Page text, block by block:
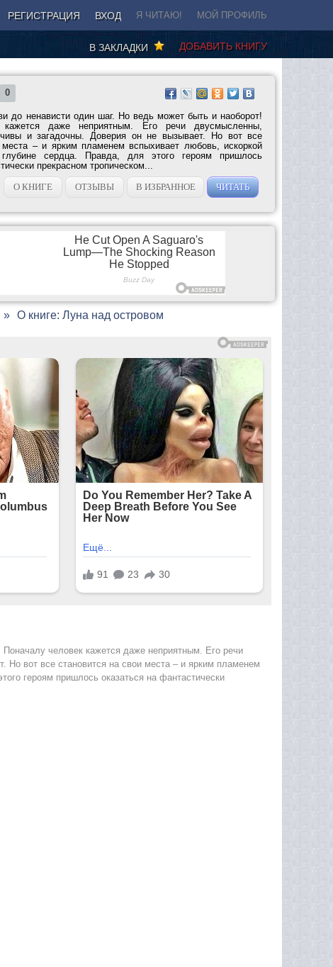
РЕГИСТРАЦИЯ ВХОД Я ЧИТАЮ! МОЙ ПРОФИЛЬ
ДОБАВИТЬ КНИГУ
В ЗАКЛАДКИ
0
до ненависти один шаг. Но ведь может быть и наоборот!
кажется даже неприятным. Его речи двусмысленны,
и загадочны. Доверия он не вызывает. Но вот все
места – и ярким пламенем вспыхивает любовь, искоркой
сердца. Правда, для этого героям пришлось
прекрасном тропическом...
О КНИГЕ
ОТЗЫВЫ В ИЗБРАННОЕ ЧИТАТЬ
О книге: Луна над островом
человек кажется даже неприятным. Его речи
Но вот все становится на свои места – и ярким пламенем
героям пришлось оказаться на фантастически